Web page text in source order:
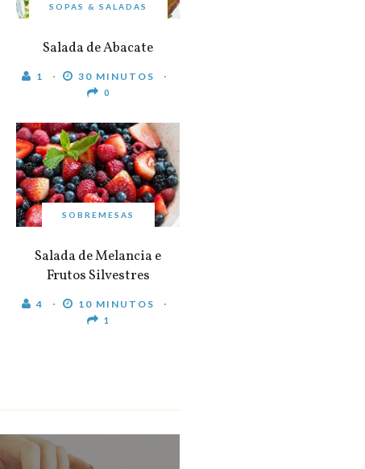
SOPAS & SALADAS
Salada de Abacate
1 30 MINUTOS
0
SOBREMESAS
Salada de Melancia e
Frutos Silvestres
4 10 MINUTOS
1